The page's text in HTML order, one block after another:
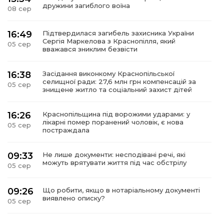
08 сер
дружини загиблого воїна
16:49
05 сер
Підтвердилася загибель захисника України
Сергія Маркелова з Краснопілля, який
вважався зниклим безвісти
16:38
05 сер
Засідання виконкому Краснопільської
селищної ради: 27,6 млн грн компенсацій за
знищене житло та соціальний захист дітей
16:26
05 сер
Краснопільщина під ворожими ударами: у
лікарні помер поранений чоловік, є нова
постраждала
09:33
05 сер
Не лише документи: несподівані речі, які
можуть врятувати життя під час обстрілу
09:26
05 сер
Що робити, якщо в нотаріальному документі
виявлено описку?